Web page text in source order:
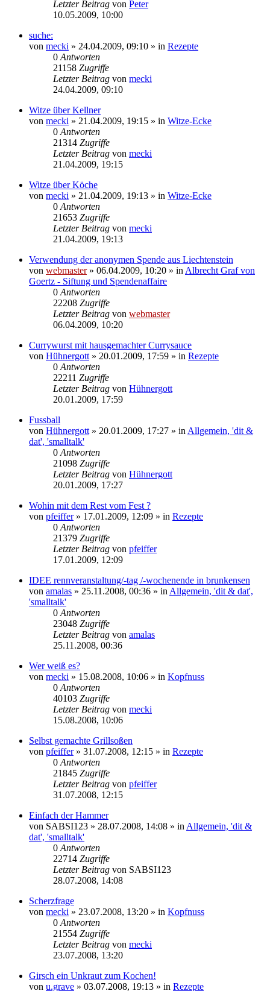
Letzter Beitrag von Peter
10.05.2009, 10:00
suche:
von mecki » 24.04.2009, 09:10 » in Rezepte
0 Antworten
21158 Zugriffe
Letzter Beitrag von mecki
24.04.2009, 09:10
Witze über Kellner
von mecki » 21.04.2009, 19:15 » in Witze-Ecke
0 Antworten
21314 Zugriffe
Letzter Beitrag von mecki
21.04.2009, 19:15
Witze über Köche
von mecki » 21.04.2009, 19:13 » in Witze-Ecke
0 Antworten
21653 Zugriffe
Letzter Beitrag von mecki
21.04.2009, 19:13
Verwendung der anonymen Spende aus Liechtenstein
von webmaster» 06.04.2009, 10:20 » in Albrecht Graf von
Goertz - Siftung und Spendenaffaire
0 Antworten
22208 Zugriffe
Letzter Beitrag von webmaster
06.04.2009, 10:20
Currywurst mit hausgemachter Currysauce
von Hühnergott » 20.01.2009, 17:59 » in Rezepte
0 Antworten
22211 Zugriffe
Letzter Beitrag von Hühnergott
20.01.2009, 17:59
Fussball
von Hühnergott » 20.01.2009, 17:27 » in Allgemein, 'dit &
dat', 'smalltalk'
0 Antworten
21098 Zugriffe
Letzter Beitrag von Hühnergott
20.01.2009, 17:27
Wohin mit dem Rest vom Fest ?
von pfeiffer» 17.01.2009, 12:09 » in Rezepte
0 Antworten
21379 Zugriffe
Letzter Beitrag von pfeiffer
17.01.2009, 12:09
IDEE rennveranstaltung/-tag /-wochenende in brunkensen
von amalas » 25.11.2008, 00:36 » in Allgemein, 'dit & dat',
'smalltalk'
0 Antworten
23048 Zugriffe
Letzter Beitrag von amalas
25.11.2008, 00:36
Wer weiß es?
von mecki » 15.08.2008, 10:06 » in Kopfnuss
0 Antworten
40103 Zugriffe
Letzter Beitrag von mecki
15.08.2008, 10:06
Selbst gemachte Grillsoßen
von pfeiffer» 31.07.2008, 12:15 » in Rezepte
0 Antworten
21845 Zugriffe
Letzter Beitrag von pfeiffer
31.07.2008, 12:15
Einfach der Hammer
von SABSI123 » 28.07.2008, 14:08 » in Allgemein, 'dit &
dat', 'smalltalk'
0 Antworten
22714 Zugriffe
Letzter Beitrag von SABSI123
28.07.2008, 14:08
Scherzfrage
von mecki » 23.07.2008, 13:20 » in Kopfnuss
0 Antworten
21554 Zugriffe
Letzter Beitrag von mecki
23.07.2008, 13:20
Girsch ein Unkraut zum Kochen!
von u.grave » 03.07.2008, 19:13 » in Rezepte